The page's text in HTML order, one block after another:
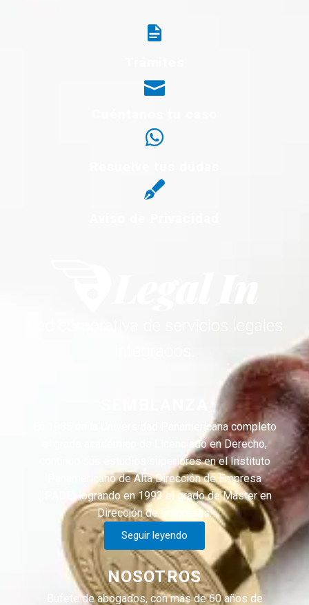
En 1985 en la Universidad Panamericana completo
el grado académico de Licenciado en Derecho,
continuo sus estudios superiores en el Instituto
Panamericano de Alta Dirección de Empresa
(IPADE) logrando en 1993 el grado de Máster en
Dirección de Empresas.
Seguir leyendo
NOSOTROS
Bufete de abogados, con más de 60 años de